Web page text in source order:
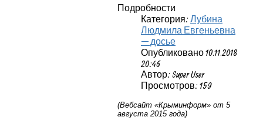
Подробности
Категория: Лубина
Людмила Евгеньевна
— досье
Опубликовано 10.11.2018
20:46
Автор: Super User
Просмотров: 159
(Вебсайт «Крыминформ» от 5
августа 2015 года)